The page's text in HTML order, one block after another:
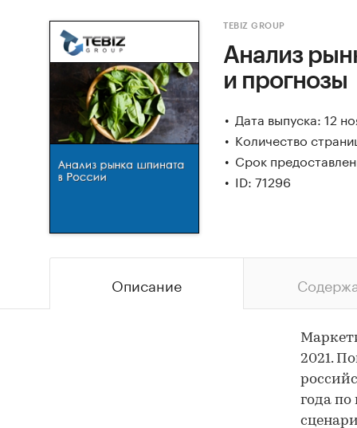
TEBIZ GROUP
Анализ
и прогнозы
Дата выпуска: 12
Количество
Срок
ID: 71296
Описание
2021.
года